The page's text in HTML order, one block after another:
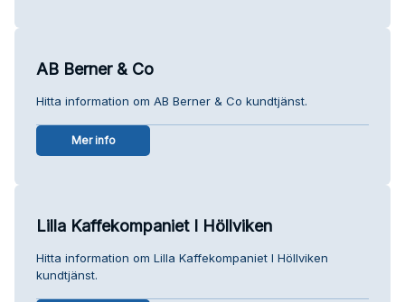
AB Berner & Co
Hitta information om AB Berner & Co kundtjänst.
Mer info
Lilla Kaffekompaniet I Höllviken
Hitta information om Lilla Kaffekompaniet I Höllviken
kundtjänst.